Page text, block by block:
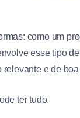
como um
esse tipo
e de
ter tudo.